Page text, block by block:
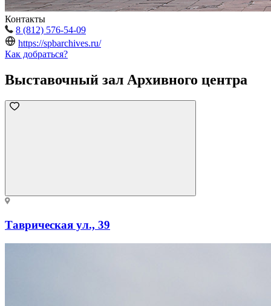
Контакты
8 (812) 576-54-09
https://spbarchives.ru/
Как добраться?
Выставочный зал Архивного центра
Таврическая ул., 39